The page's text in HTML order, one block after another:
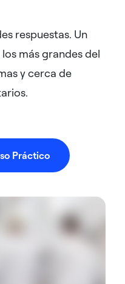
respuestas. Un
más grandes del
y cerca de
Práctico